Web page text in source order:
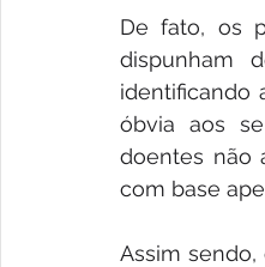
De fato, os
dispunham
identificando
óbvia aos
doentes não
com base
Assim